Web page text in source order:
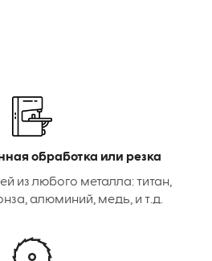
обработка или резка
из любого металла: титан,
алюминий, медь, и т.д.